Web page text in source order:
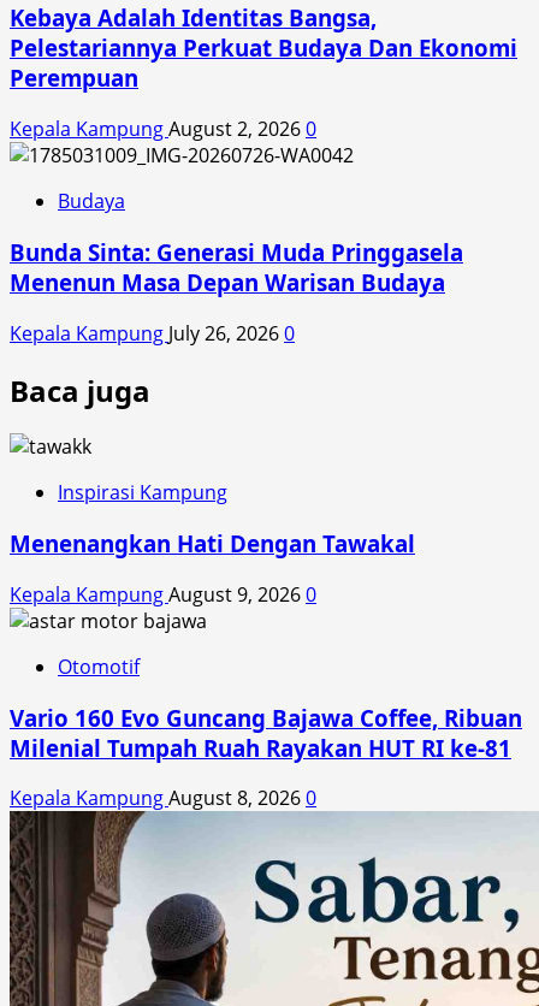
Kebaya Adalah Identitas Bangsa,
Pelestariannya Perkuat Budaya Dan Ekonomi
Perempuan
Kepala KampungAugust 2, 20260
Budaya
Bunda Sinta: Generasi Muda Pringgasela
Menenun Masa Depan Warisan Budaya
Kepala Kampung July 26, 20260
Baca juga
Inspirasi Kampung
Menenangkan Hati Dengan Tawakal
Kepala KampungAugust 9, 20260
Otomotif
Vario 160 Evo Guncang Bajawa Coffee, Ribuan
Milenial Tumpah Ruah Rayakan HUT RI ke-81
Kepala KampungAugust 8, 20260